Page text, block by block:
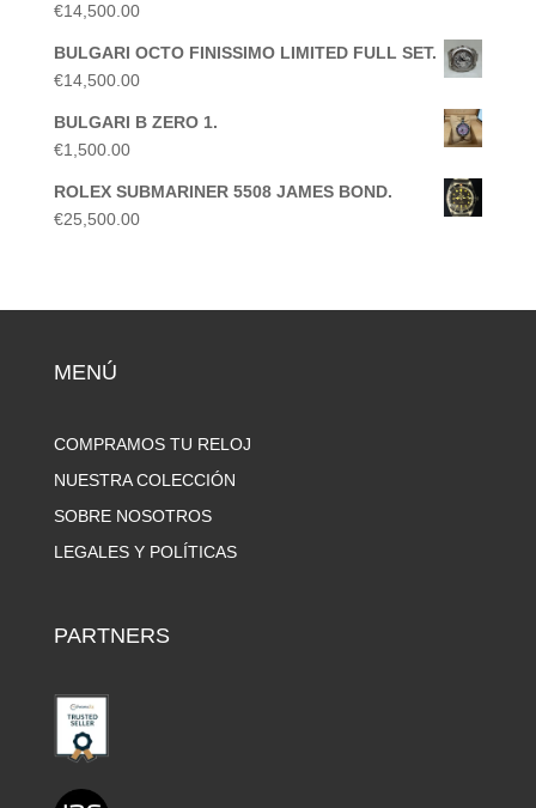
€14,500.00
BULGARI OCTO FINISSIMO LIMITED FULL SET.
€14,500.00
BULGARI B ZERO 1.
€1,500.00
ROLEX SUBMARINER 5508 JAMES BOND.
€25,500.00
MENÚ
COMPRAMOS TU RELOJ
NUESTRA COLECCIÓN
SOBRE NOSOTROS
LEGALES Y POLÍTICAS
PARTNERS